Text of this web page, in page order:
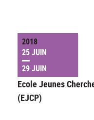
2018
25 JUIN
29 JUIN
Ecole Jeunes
(EJCP)